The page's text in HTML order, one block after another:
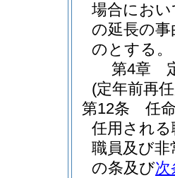
場合にお
の延長の
のとする。
第4章
(定年前再
第12条
任
任用され
職員及び
の条及び次